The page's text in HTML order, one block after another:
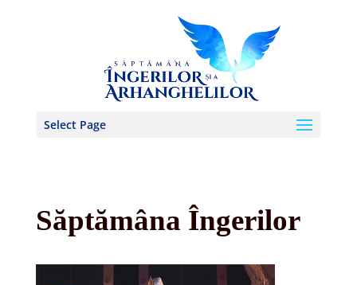
Select Page
Săptămâna Îngerilor